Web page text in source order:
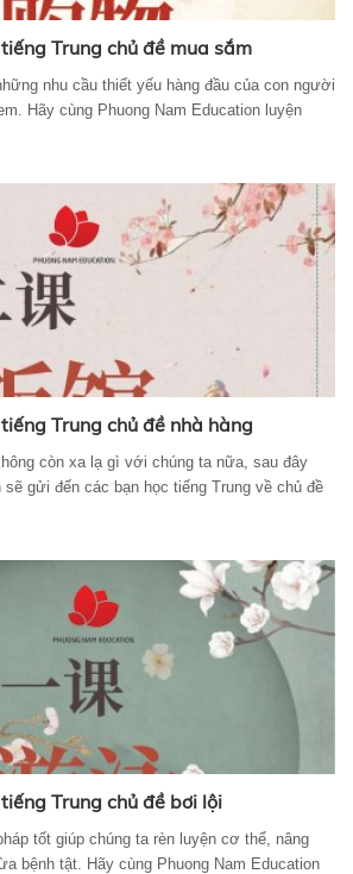
Trung chủ đề mua sắm
nhu cầu thiết yếu hàng đầu của con người
Hãy cùng Phuong Nam Education luyện
Trung chủ đề nhà hàng
còn xa lạ gì với chúng ta nữa, sau đây
sẽ gửi đến các bạn học tiếng Trung về chủ đề
Trung chủ đề bơi lội
tốt giúp chúng ta rèn luyện cơ thể, nâng
bệnh tật. Hãy cùng Phuong Nam Education